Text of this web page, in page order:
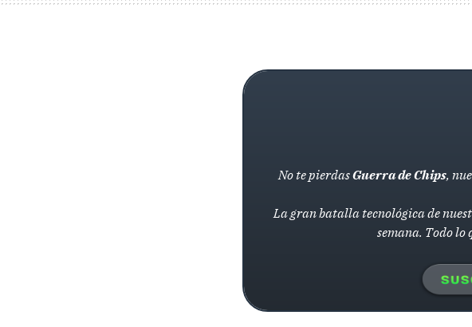
No te pierdasGuerra de Chips,
La gran batalla tecnológica de
semana. Todo lo